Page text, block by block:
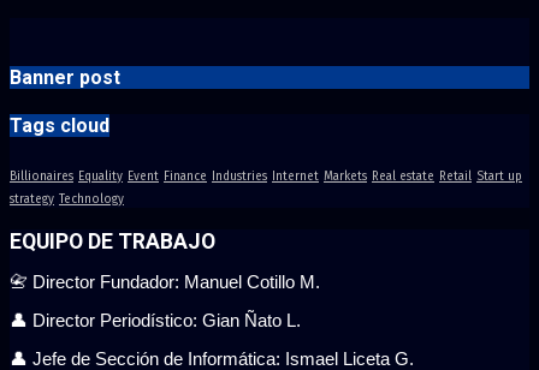
Banner post
Tags cloud
Billionaires Equality Event Finance Industries Internet Markets Real estate Retail Start up
strategy
Technology
EQUIPO DE TRABAJO
📇 Director Fundador: Manuel Cotillo M.
👤 Director Periodístico: Gian Ñato L.
👤 Jefe de Sección de Informática: Ismael Liceta G.